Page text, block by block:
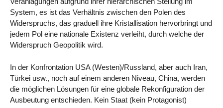
System, es ist das Verhältnis zwischen den Polen des
Widerspruchs, das graduell ihre Kristallisation hervorbringt und
jedem Pol eine nationale Existenz verleiht, durch welche der
Widerspruch Geopolitik wird.
In der Konfrontation USA (Westen)/Russland, aber auch Iran,
Türkei usw., noch auf einem anderen Niveau, China, werden
die möglichen Lösungen für eine globale Rekonfiguration der
Ausbeutung entschieden. Kein Staat (kein Protagonist)